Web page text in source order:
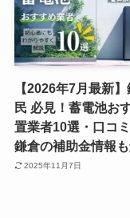
【2026年7月最新
民 必見！蓄電池お
置業者10選・口コ
鎌倉の補助金情報も
2025年11月7日